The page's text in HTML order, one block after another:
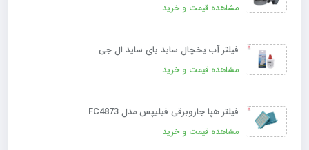
مشاهده قیمت و خرید
فیلتر آب یخچال ساید بای ساید ال جی
مشاهده قیمت و خرید
فیلتر هپا جاروبرقی فیلیپس مدل FC4873
مشاهده قیمت و خرید